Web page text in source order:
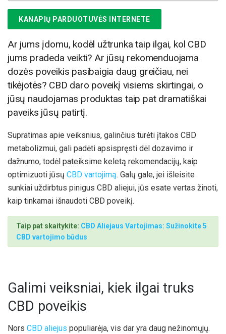
KANAPIŲ PARDUOTUVĖS INTERNETE
Ar jums įdomu, kodėl užtrunka taip ilgai, kol CBD
jums pradeda veikti? Ar jūsų rekomenduojama
dozės poveikis pasibaigia daug greičiau, nei
tikėjotės? CBD daro poveikį visiems skirtingai, o
jūsų naudojamas produktas taip pat dramatiškai
paveiks jūsų patirtį.
Supratimas apie veiksnius, galinčius turėti įtakos CBD
metabolizmui, gali padėti apsispręsti dėl dozavimo ir
dažnumo, todėl pateiksime keletą rekomendacijų, kaip
optimizuoti jūsų CBD vartojimą. Galų gale, jei išleisite
sunkiai uždirbtus pinigus CBD aliejui, jūs esate vertas žinoti,
kaip tinkamai išnaudoti CBD poveikį.
Taip pat skaitykite: CBD Aliejaus Vartojimas: Sužinokite 5
CBD vartojimo būdus
Galimi veiksniai, kiek ilgai truks
CBD poveikis
Nors CBD aliejus populiarėja, vis dar yra daug nežinomųjų.